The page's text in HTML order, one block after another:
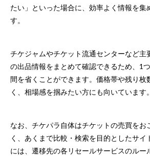
たい」といった場合に、効率よく情報を集
す。
チケジャムやチケット流通センターなど主
の出品情報をまとめて確認できるため、1
間を省くことができます。価格帯や残り枚
く、相場感を掴みたい方にも向いています。
なお、チケパラ自体はチケットの売買をお
く、あくまで比較・検索を目的としたサイ
には、遷移先の各リセールサービスのルー